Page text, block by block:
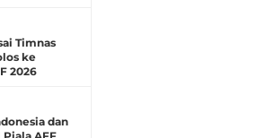
Timnas
ke
2026
dan